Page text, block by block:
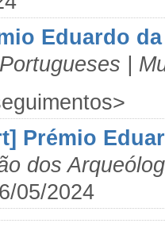
Eduardo
|
Prémio
dos
05/2024